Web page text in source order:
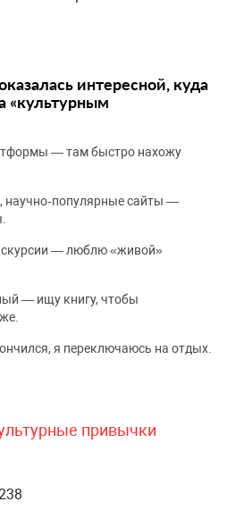
интересной, куда
«культурным
— там быстро нахожу
научно‑популярные сайты —
— люблю «живой»
— ищу книгу, чтобы
я переключаюсь на отдых.
привычки